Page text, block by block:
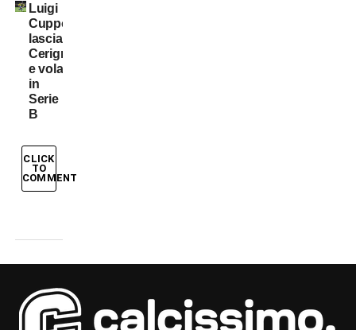
Luigi
Cuppone
lascia
Cerignola
e vola
in
Serie
B
CLICK
TO
COMMENT